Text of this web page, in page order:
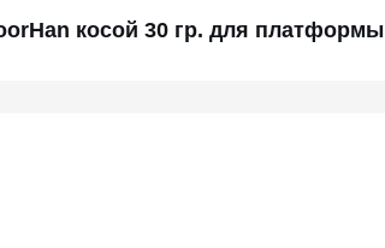
косой 30 гр. для платформы